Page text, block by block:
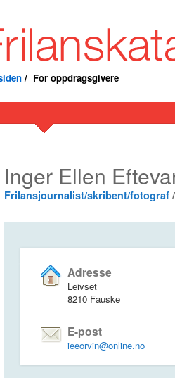
/ For oppdragsgivere
Inger Ellen
Frilansjournalist/skribent/fotograf /
Adresse
Leivset
8210 Fauske
E-post
ieeorvin@online.no